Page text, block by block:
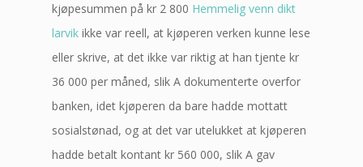
kjøpesummen på kr 2 800 Hemmelig venn dikt
larvik ikke var reell, at kjøperen verken kunne lese
eller skrive, at det ikke var riktig at han tjente kr
36 000 per måned, slik A dokumenterte overfor
banken, idet kjøperen da bare hadde mottatt
sosialstønad, og at det var utelukket at kjøperen
hadde betalt kontant kr 560 000, slik A gav